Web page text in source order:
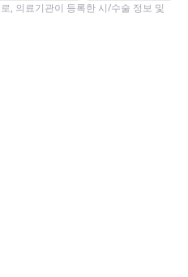
, 의료기관이 등록한 시/수술 정보 및